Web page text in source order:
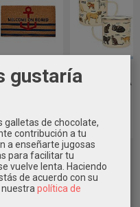
FELPUDO
ANCLA
26,00 €
ESMALTADA
10,95 €
gustaría
galletas de chocolate,
contribución a tu
a enseñarte jugosas
para facilitar tu
vuelve lenta. Haciendo
de acuerdo con su
política de